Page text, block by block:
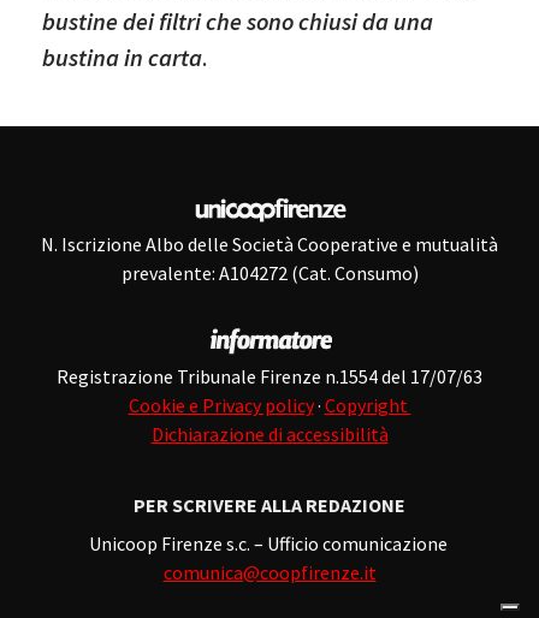
bustine dei filtri che sono chiusi da una
bustina in carta.
N. Iscrizione Albo delle Società Cooperative e mutualità
prevalente: A104272 (Cat. Consumo)
Registrazione Tribunale Firenze n.1554 del 17/07/63
Cookie e Privacy policy· Copyright
Dichiarazione di accessibilità
PER SCRIVERE ALLA REDAZIONE
Unicoop Firenze s.c. – Ufficio comunicazione
comunica@coopfirenze.it